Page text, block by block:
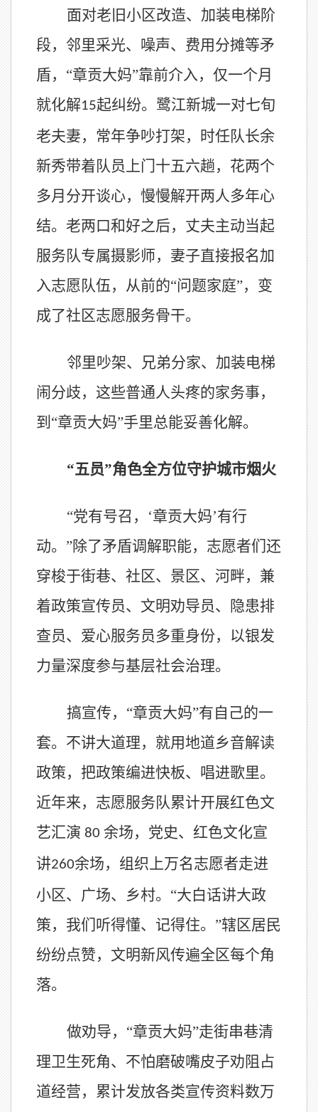
面对老旧小区改造、加装电梯阶
段，邻里采光、噪声、费用分摊等矛
盾， “章贡大妈”靠前介入，仅一个月
就化解15起纠纷。鹭江新城一对七旬
老夫妻，常年争吵打架，时任队长余
新秀带着队员上门十五六趟，花两个
多月分开谈心，慢慢解开两人多年心
结。老两口和好之后，丈夫主动当起
服务队专属摄影师，妻子直接报名加
入志愿队伍，从前的“问题家庭”，变
成了社区志愿服务骨干。
邻里吵架、兄弟分家、加装电梯
闹分歧，这些普通人头疼的家务事，
到 “章贡大妈”手里总能妥善化解。
“五员”角色全方位守护城市烟火
“党有号召，‘章贡大妈’有行
动。”除了矛盾调解职能，志愿者们还
穿梭于街巷、社区、景区、河畔，兼
着政策宣传员、文明劝导员、隐患排
查员、爱心服务员多重身份，以银发
力量深度参与基层社会治理。
搞宣传， “章贡大妈”有自己的一
套。不讲大道理，就用地道乡音解读
政策，把政策编进快板、唱进歌里。
近年来，志愿服务队累计开展红色文
艺汇演 80 余场，党史、红色文化宣
讲260余场，组织上万名志愿者走进
小区、广场、乡村。“大白话讲大政
策，我们听得懂、记得住。”辖区居民
纷纷点赞，文明新风传遍全区每个角
落。
做劝导， “章贡大妈”走街串巷清
理卫生死角、不怕磨破嘴皮子劝阻占
道经营，累计发放各类宣传资料数万